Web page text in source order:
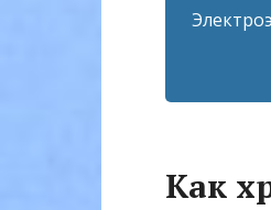
Как